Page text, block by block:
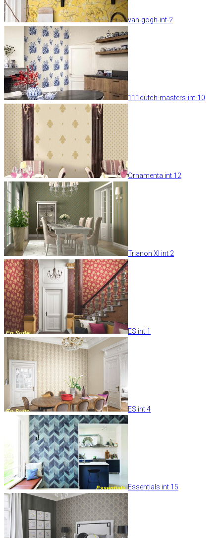
van-gogh-int-2
111dutch-masters-int-10
Ornamenta int 12
Trianon XI int 2
ES int 1
ES int 4
Essentials int 15